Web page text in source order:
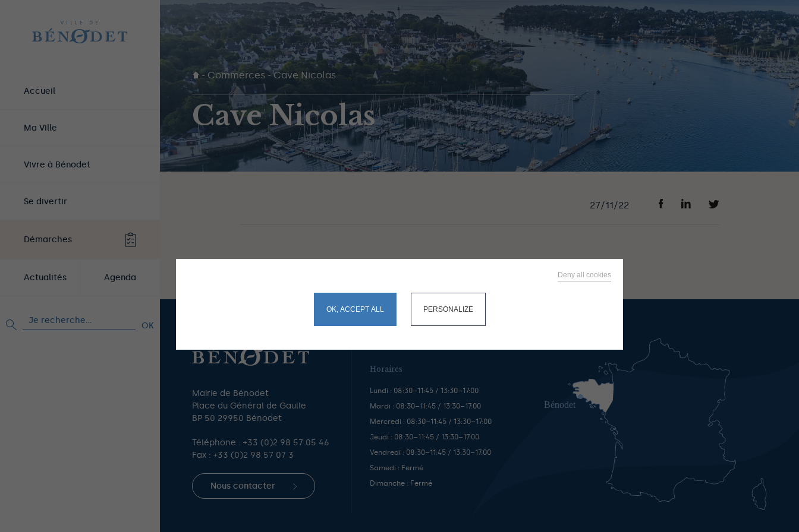
Accueil
Ma Ville
Vivre à Bénodet
Se divertir
Démarches
Actualités Agenda
Rechercher :
- Commerces-Cave Nicolas
Cave Nicolas
27/11/22
Mairie de Bénodet
Place du Général de Gaulle
BP 50 29950 Bénodet
Téléphone : +33 (0)2 98 57 05 46
Fax : +33 (0)2 98 57 07 3
Nous contacter
Horaires
Lundi : 08:30–11:45 / 13:30–17:00
Mardi : 08:30–11:45 / 13:30–17:00
Mercredi : 08:30–11:45 / 13:30–17:00
Jeudi : 08:30–11:45 / 13:30–17:00
Vendredi : 08:30–11:45 / 13:30–17:00
Samedi : Fermé
Dimanche : Fermé
OK, ACCEPT ALL
Deny all cookies
PERSONALIZE